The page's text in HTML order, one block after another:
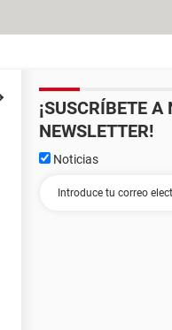
¡SUSCRÍBETE A
NEWSLETTER!
Noticias